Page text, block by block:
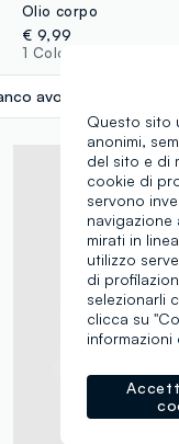
Olio corpo
€ 9,99
1 Colori
avorio
Questo sito
anonimi,
del sito e di
cookie di
servono
mirati in
utilizzo
di
selezionarli
clicca su
informazioni